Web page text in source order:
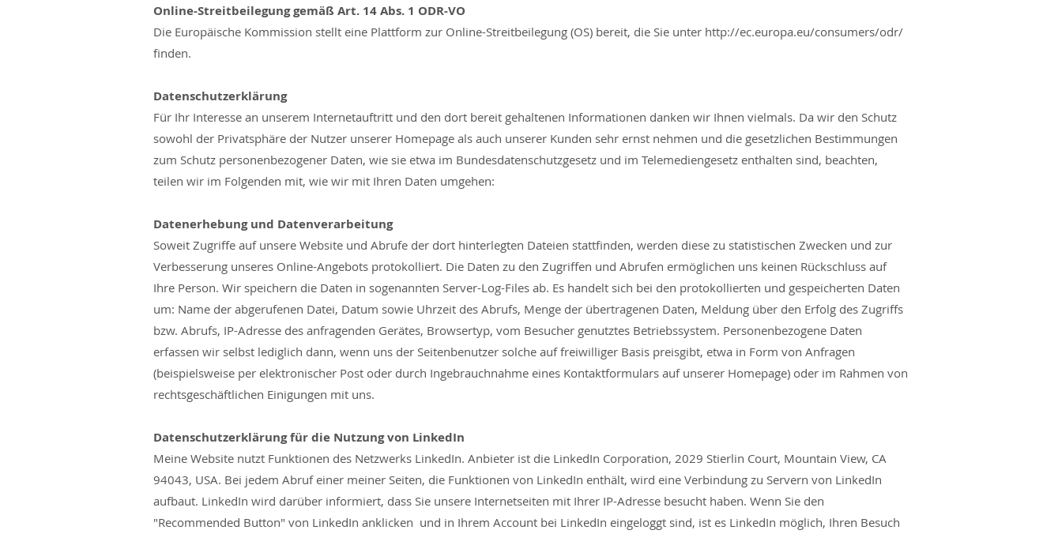
Online-Streitbeilegung gemäß Art. 14 Abs. 1 ODR-VO
Die Europäische Kommission stellt eine Plattform zur Online-Streitbeilegung (OS) bereit, die Sie unter http://ec.europa.eu/consumers/odr/
finden.
Datenschutzerklärung
Für Ihr Interesse an unserem Internetauftritt und den dort bereit gehaltenen Informationen danken wir Ihnen vielmals. Da wir den Schutz
sowohl der Privatsphäre der Nutzer unserer Homepage als auch unserer Kunden sehr ernst nehmen und die gesetzlichen Bestimmungen
zum Schutz personenbezogener Daten, wie sie etwa im Bundesdatenschutzgesetz und im Telemediengesetz enthalten sind, beachten,
teilen wir im Folgenden mit, wie wir mit Ihren Daten umgehen:
Datenerhebung und Datenverarbeitung
Soweit Zugriffe auf unsere Website und Abrufe der dort hinterlegten Dateien stattfinden, werden diese zu statistischen Zwecken und zur
Verbesserung unseres Online-Angebots protokolliert. Die Daten zu den Zugriffen und Abrufen ermöglichen uns keinen Rückschluss auf
Ihre Person. Wir speichern die Daten in sogenannten Server-Log-Files ab. Es handelt sich bei den protokollierten und gespeicherten Daten
um: Name der abgerufenen Datei, Datum sowie Uhrzeit des Abrufs, Menge der übertragenen Daten, Meldung über den Erfolg des Zugriffs
bzw. Abrufs, IP-Adresse des anfragenden Gerätes, Browsertyp, vom Besucher genutztes Betriebssystem. Personenbezogene Daten
erfassen wir selbst lediglich dann, wenn uns der Seitenbenutzer solche auf freiwilliger Basis preisgibt, etwa in Form von Anfragen
(beispielsweise per elektronischer Post oder durch Ingebrauchnahme eines Kontaktformulars auf unserer Homepage) oder im Rahmen von
rechtsgeschäftlichen Einigungen mit uns.
Datenschutzerklärung für die Nutzung von LinkedIn
Meine Website nutzt Funktionen des Netzwerks LinkedIn. Anbieter ist die LinkedIn Corporation, 2029 Stierlin Court, Mountain View, CA
94043, USA. Bei jedem Abruf einer meiner Seiten, die Funktionen von LinkedIn enthält, wird eine Verbindung zu Servern von LinkedIn
aufbaut. LinkedIn wird darüber informiert, dass Sie unsere Internetseiten mit Ihrer IP-Adresse besucht haben. Wenn Sie den
"Recommended Button" von LinkedIn anklicken und in Ihrem Account bei LinkedIn eingeloggt sind, ist es LinkedIn möglich, Ihren Besuch